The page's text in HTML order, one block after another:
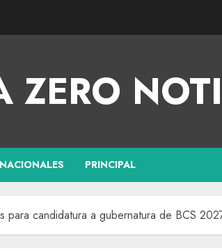
ZERO
NACIONALES PRINCIPAL
para candidatura a gubernatura de BCS